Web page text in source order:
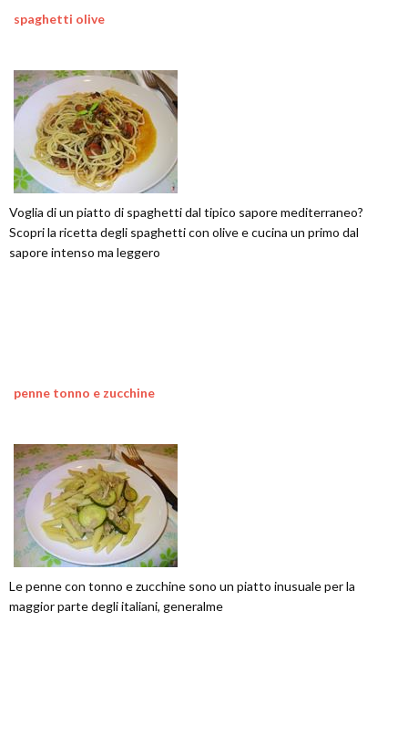
spaghetti olive
Voglia di un piatto di spaghetti dal tipico sapore mediterraneo?
Scopri la ricetta degli spaghetti con olive e cucina un primo dal
sapore intenso ma leggero
penne tonno e zucchine
Le penne con tonno e zucchine sono un piatto inusuale per la
maggior parte degli italiani, generalme